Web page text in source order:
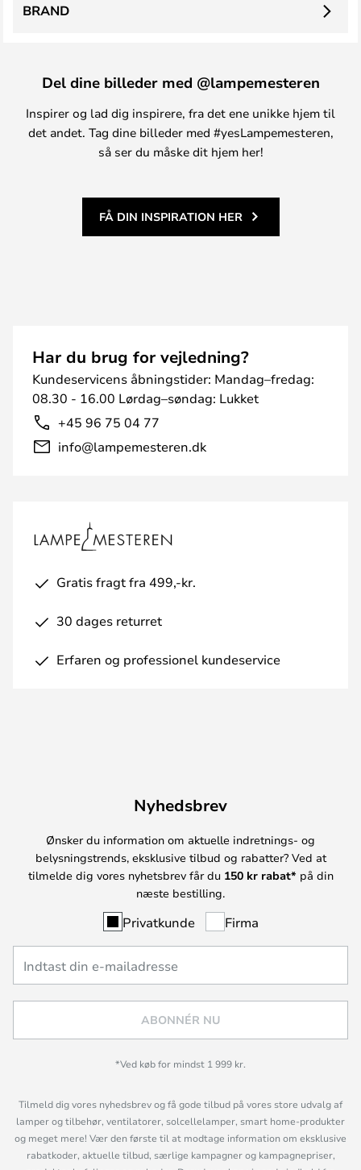
BRAND
Del dine billeder med @lampemesteren
Inspirer og lad dig inspirere, fra det ene unikke hjem til
det andet. Tag dine billeder med #yesLampemesteren,
så ser du måske dit hjem her!
FÅ DIN INSPIRATION HER
Har du brug for vejledning?
Kundeservicens åbningstider: Mandag–fredag:
08.30 - 16.00 Lørdag–søndag: Lukket
+45 96 75 04 77
info@lampemesteren.dk
Gratis fragt fra 499,-kr.
30 dages returret
Erfaren og professionel kundeservice
Nyhedsbrev
Ønsker du information om aktuelle indretnings- og
belysningstrends, eksklusive tilbud og rabatter? Ved at
tilmelde dig vores nyhetsbrev får du 150 kr rabat* på din
næste bestilling.
Privatkunde Firma
ABONNÉR NU
*Ved køb for mindst 1 999 kr.
Tilmeld dig vores nyhedsbrev og få gode tilbud på vores store udvalg af
lamper og tilbehør, ventilatorer, solcellelamper, smart home-produkter
og meget mere! Vær den første til at modtage information om eksklusive
rabatkoder, aktuelle tilbud, særlige kampagner og kampagnepriser,